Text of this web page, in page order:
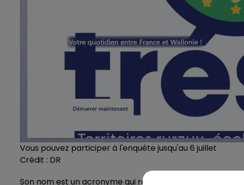
Vous pouvez participer à l'enquête jusqu'au 6 juillet
Crédit : DR
Son nom est un acronyme qui résume une ambition :